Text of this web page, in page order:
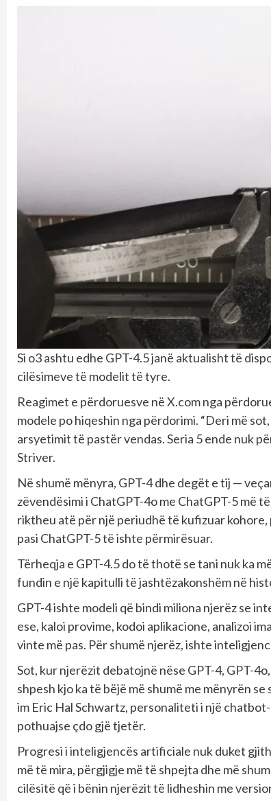
Si o3 ashtu edhe GPT-4.5 janë aktualisht të
cilësimeve të modelit të tyre.
Reagimet e përdoruesve në X.com nga
modele po hiqeshin nga përdorimi. “Deri më
arsyetimit të pastër vendas. Seria 5 ende nuk
Striver.
Në shumë mënyra, GPT-4 dhe degët e tij —
zëvendësimi i ChatGPT-4o me ChatGPT-5 më
riktheu atë për një periudhë të kufizuar
pasi ChatGPT-5 të ishte përmirësuar.
Tërheqja e GPT-4.5 do të thotë se tani nuk ka
fundin e një kapitulli të jashtëzakonshëm në
GPT-4 ishte modeli që bindi miliona njerëz se
ese, kaloi provime, kodoi aplikacione, analizoi
vinte më pas. Për shumë njerëz, ishte
Sot, kur njerëzit debatojnë nëse GPT-4, GPT-
shpesh kjo ka të bëjë më shumë me mënyrën
im Eric Hal Schwartz, personaliteti i një
pothuajse çdo gjë tjetër.
Progresi i inteligjencës artificiale nuk duket
më të mira, përgjigje më të shpejta dhe më
cilësitë që i bënin njerëzit të lidheshin me